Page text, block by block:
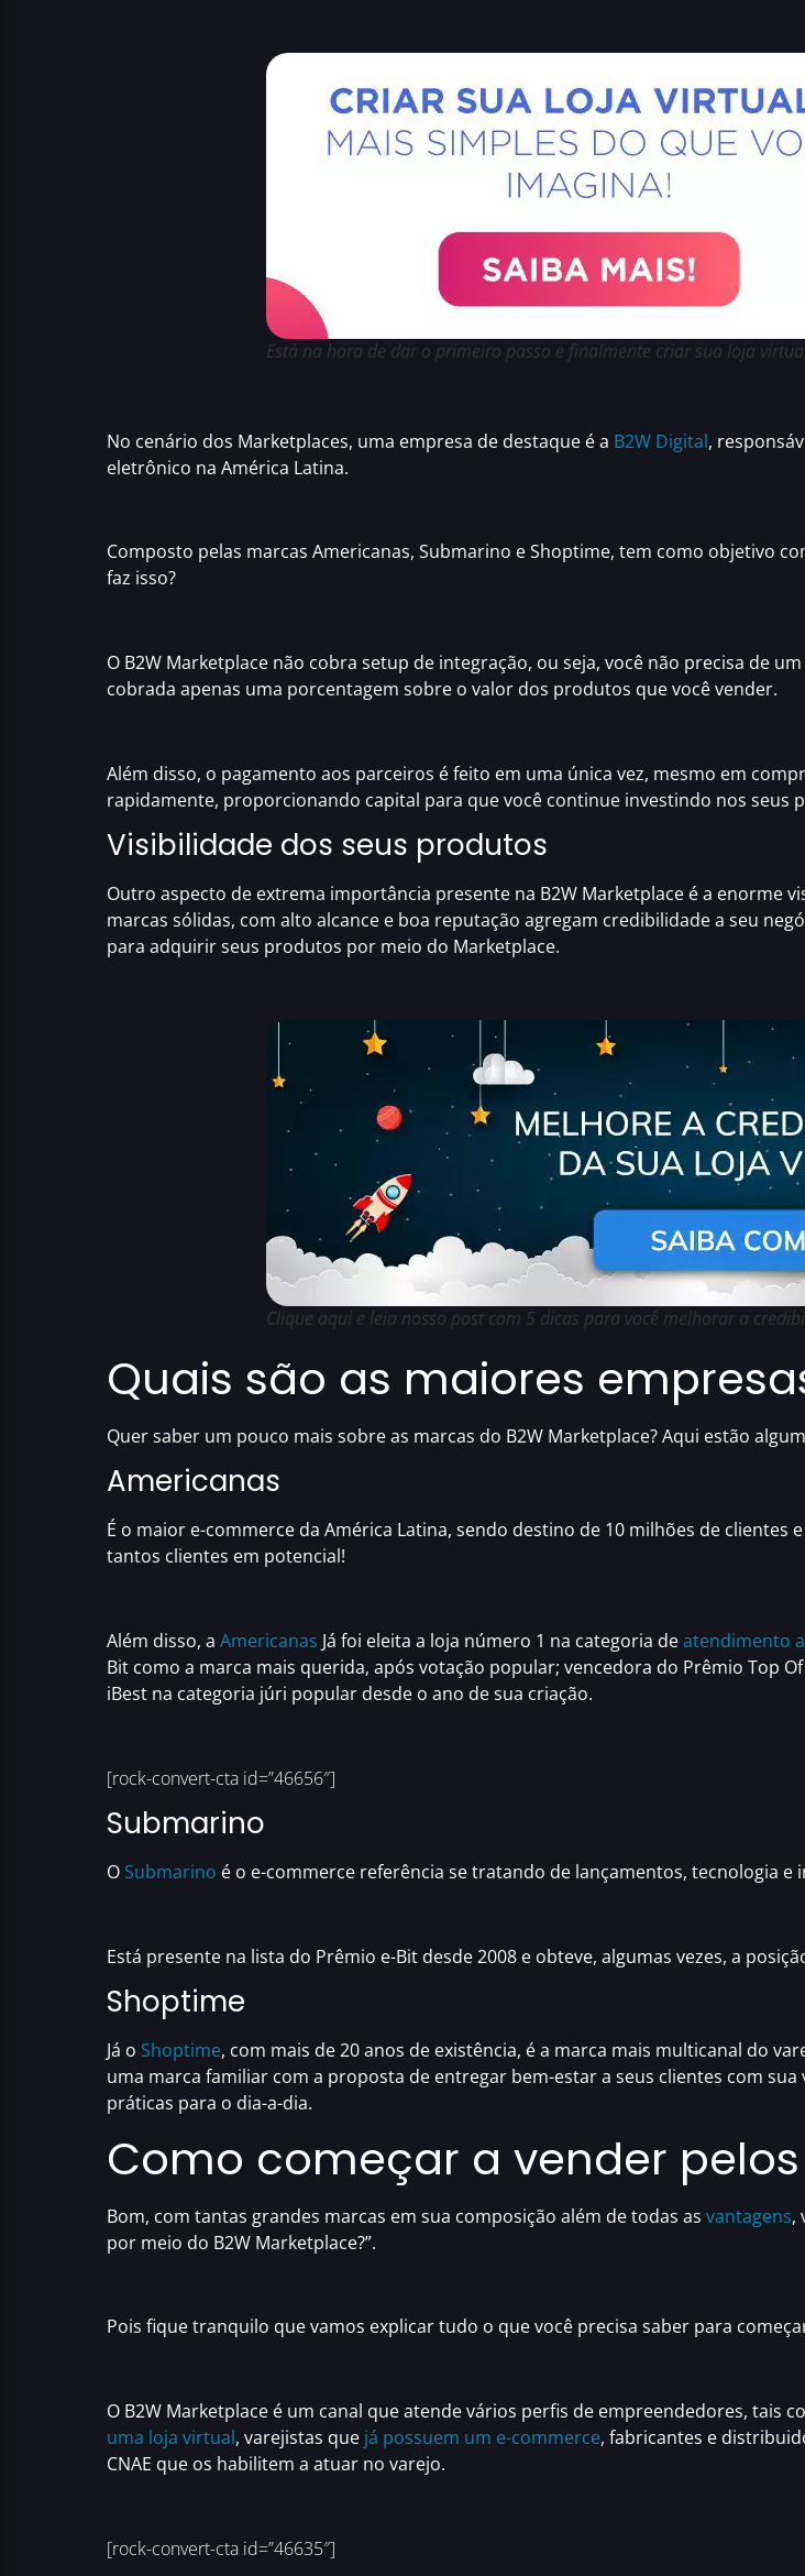
Está na hora de dar o primeiro passo e finalmente criar sua loja
No cenário dos Marketplaces, uma empresa de destaque é a B2W Digital,
eletrônico na América Latina.
Composto pelas marcas Americanas, Submarino e Shoptime, tem como objetivo
faz isso?
O B2W Marketplace não cobra setup de integração, ou seja, você não precisa de
cobrada apenas uma porcentagem sobre o valor dos produtos que você vender.
Além disso, o pagamento aos parceiros é feito em uma única vez, mesmo em
rapidamente, proporcionando capital para que você continue investindo nos seus
Visibilidade dos seus produtos
Outro aspecto de extrema importância presente na B2W Marketplace é a enorme
marcas sólidas, com alto alcance e boa reputação agregam credibilidade a seu
para adquirir seus produtos por meio do Marketplace.
Clique aqui e leia nosso post com 5 dicas para você melhorar a
Quais são as maiores
Quer saber um pouco mais sobre as marcas do B2W Marketplace? Aqui estão
Americanas
É o maior e-commerce da América Latina, sendo destino de 10 milhões de clientes
tantos clientes em potencial!
Além disso, a Americanas Já foi eleita a loja número 1 na categoria deatendimento
Bit como a marca mais querida, após votação popular; vencedora do Prêmio Top
iBest na categoria júri popular desde o ano de sua criação.
[rock-convert-cta id=”46656″]
Submarino
O Submarino é o e-commerce referência se tratando de lançamentos, tecnologia e
Está presente na lista do Prêmio e-Bit desde 2008 e obteve, algumas vezes, a
Shoptime
Já o Shoptime, com mais de 20 anos de existência, é a marca mais multicanal do
uma marca familiar com a proposta de entregar bem-estar a seus clientes com
práticas para o dia-a-dia.
Como começar a vender
Bom, com tantas grandes marcas em sua composição além de todas as vantagens,
por meio do B2W Marketplace?”.
Pois fique tranquilo que vamos explicar tudo o que você precisa saber para
O B2W Marketplace é um canal que atende vários perfis de empreendedores, tais
uma loja virtual, varejistas que já possuem um e-commerce, fabricantes e
CNAE que os habilitem a atuar no varejo.
[rock-convert-cta id=”46635″]